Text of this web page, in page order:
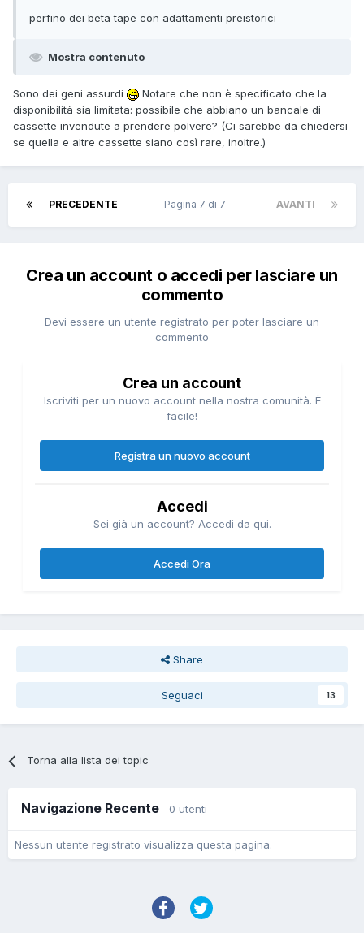
perfino dei beta tape con adattamenti preistorici
Mostra contenuto
Sono dei geni assurdi
Notare che non è specificato che la
disponibilità sia limitata: possibile che abbiano un bancale di
cassette invendute a prendere polvere? (Ci sarebbe da chiedersi
se quella e altre cassette siano così rare, inoltre.)
PRECEDENTE AVANTI
Pagina 7 di 7
Crea un account o accedi per lasciare un
commento
Devi essere un utente registrato per poter lasciare un
commento
Crea un account
Iscriviti per un nuovo account nella nostra comunità. È
facile!
Registra un nuovo account
Accedi
Sei già un account? Accedi da qui.
Accedi Ora
Share
Seguaci 13
Torna alla lista dei topic
Navigazione Recente 0 utenti
Nessun utente registrato visualizza questa pagina.